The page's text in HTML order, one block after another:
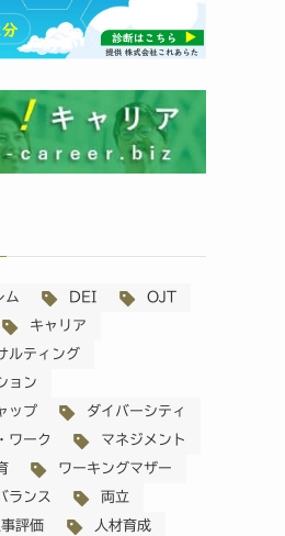
ム DEI
OJT
キャリア
ルティング
ョン
ップ
ダイバーシティ
ワーク
マネジメント
ワーキングマザー
ランス
両立
事評価
人材育成